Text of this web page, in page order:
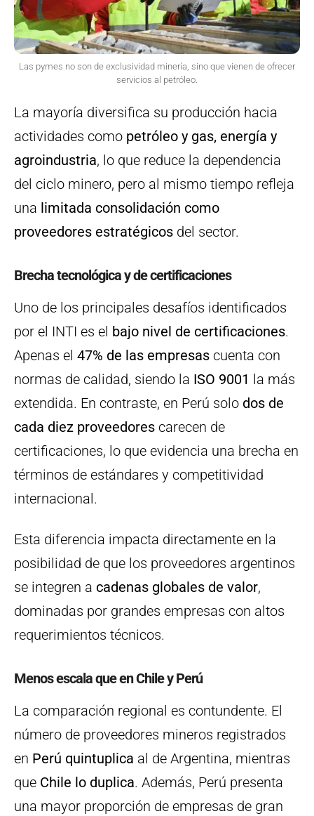
Las pymes no son de exclusividad minería, sino que vienen de ofrecer
servicios al petróleo.
La mayoría diversifica su producción hacia
actividades como petróleo y gas, energía y
agroindustria, lo que reduce la dependencia
del ciclo minero, pero al mismo tiempo refleja
una limitada consolidación como
proveedores estratégicos del sector.
Brecha tecnológica y de certificaciones
Uno de los principales desafíos identificados
por el INTI es el bajo nivel de certificaciones.
Apenas el 47% de las empresas cuenta con
normas de calidad, siendo la ISO 9001 la más
extendida. En contraste, en Perú solo dos de
cada diez proveedores carecen de
certificaciones, lo que evidencia una brecha en
términos de estándares y competitividad
internacional.
Esta diferencia impacta directamente en la
posibilidad de que los proveedores argentinos
se integren a cadenas globales de valor,
dominadas por grandes empresas con altos
requerimientos técnicos.
Menos escala que en Chile y Perú
La comparación regional es contundente. El
número de proveedores mineros registrados
en Perú quintuplica al de Argentina, mientras
que Chile lo duplica. Además, Perú presenta
una mayor proporción de empresas de gran